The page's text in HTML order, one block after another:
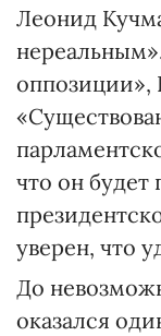
Леонид
оппозиции»,
что он
уверен, что
До
оказался